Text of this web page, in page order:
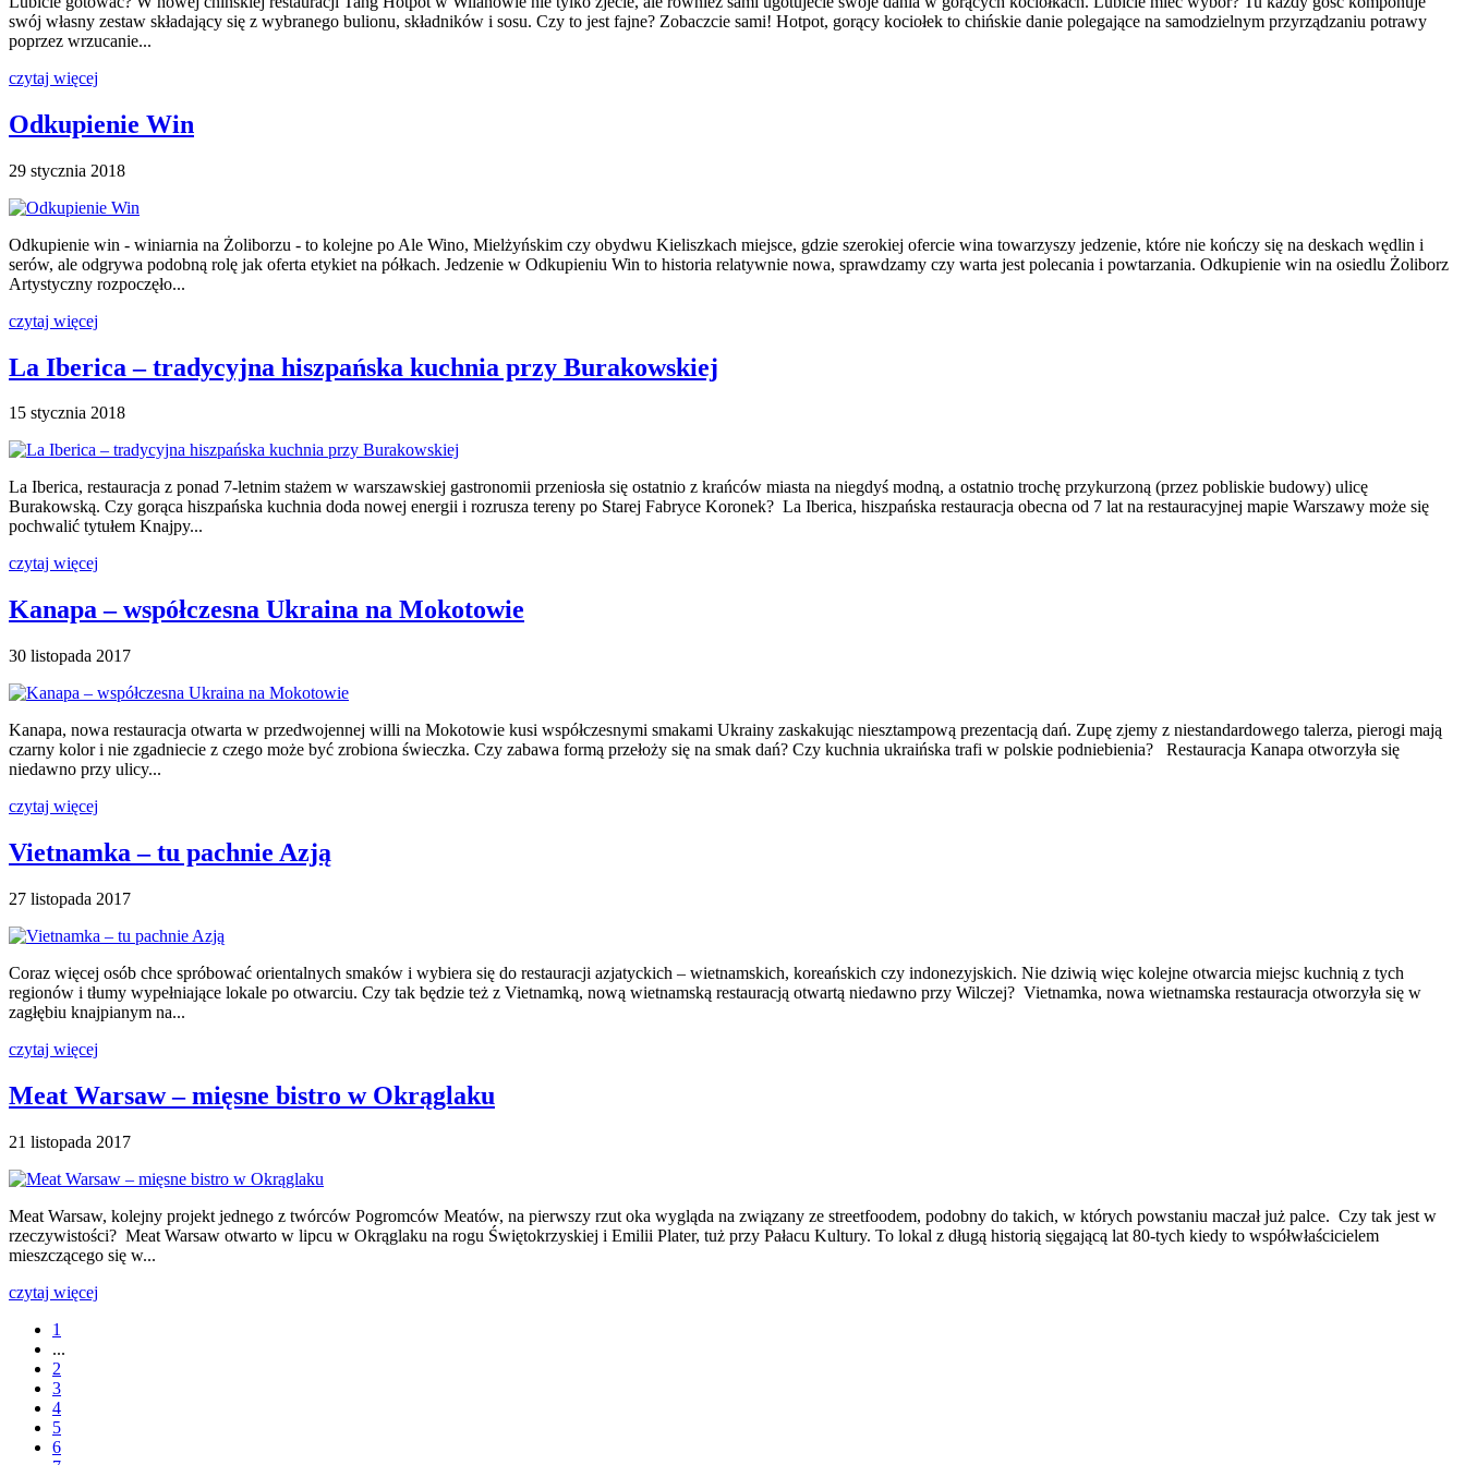
swój własny zestaw składający się z wybranego bulionu, składników i sosu. Czy to jest fajne? Zobaczcie sami! Hotpot, gorący kociołek to chińskie danie polegające na samodzielnym przyrządzaniu potrawy
poprzez wrzucanie...
czytaj więcej
Odkupienie Win
29 stycznia 2018
Odkupienie win - winiarnia na Żoliborzu - to kolejne po Ale Wino, Mielżyńskim czy obydwu Kieliszkach miejsce, gdzie szerokiej ofercie wina towarzyszy jedzenie, które nie kończy się na deskach wędlin i
serów, ale odgrywa podobną rolę jak oferta etykiet na półkach. Jedzenie w Odkupieniu Win to historia relatywnie nowa, sprawdzamy czy warta jest polecania i powtarzania. Odkupienie win na osiedlu Żoliborz
Artystyczny rozpoczęło...
czytaj więcej
La Iberica – tradycyjna hiszpańska kuchnia przy Burakowskiej
15 stycznia 2018
La Iberica, restauracja z ponad 7-letnim stażem w warszawskiej gastronomii przeniosła się ostatnio z krańców miasta na niegdyś modną, a ostatnio trochę przykurzoną (przez pobliskie budowy) ulicę
Burakowską. Czy gorąca hiszpańska kuchnia doda nowej energii i rozrusza tereny po Starej Fabryce Koronek? La Iberica, hiszpańska restauracja obecna od 7 lat na restauracyjnej mapie Warszawy może się
pochwalić tytułem Knajpy...
czytaj więcej
Kanapa – współczesna Ukraina na Mokotowie
30 listopada 2017
Kanapa, nowa restauracja otwarta w przedwojennej willi na Mokotowie kusi współczesnymi smakami Ukrainy zaskakując niesztampową prezentacją dań. Zupę zjemy z niestandardowego talerza, pierogi mają
czarny kolor i nie zgadniecie z czego może być zrobiona świeczka. Czy zabawa formą przełoży się na smak dań? Czy kuchnia ukraińska trafi w polskie podniebienia? Restauracja Kanapa otworzyła się
niedawno przy ulicy...
czytaj więcej
Vietnamka – tu pachnie Azją
27 listopada 2017
Coraz więcej osób chce spróbować orientalnych smaków i wybiera się do restauracji azjatyckich – wietnamskich, koreańskich czy indonezyjskich. Nie dziwią więc kolejne otwarcia miejsc kuchnią z tych
regionów i tłumy wypełniające lokale po otwarciu. Czy tak będzie też z Vietnamką, nową wietnamską restauracją otwartą niedawno przy Wilczej? Vietnamka, nowa wietnamska restauracja otworzyła się w
zagłębiu knajpianym na...
czytaj więcej
Meat Warsaw – mięsne bistro w Okrąglaku
21 listopada 2017
Meat Warsaw, kolejny projekt jednego z twórców Pogromców Meatów, na pierwszy rzut oka wygląda na związany ze streetfoodem, podobny do takich, w których powstaniu maczał już palce. Czy tak jest w
rzeczywistości? Meat Warsaw otwarto w lipcu w Okrąglaku na rogu Świętokrzyskiej i Emilii Plater, tuż przy Pałacu Kultury. To lokal z długą historią sięgającą lat 80-tych kiedy to współwłaścicielem
mieszczącego się w...
czytaj więcej
1
...
2
3
4
5
6